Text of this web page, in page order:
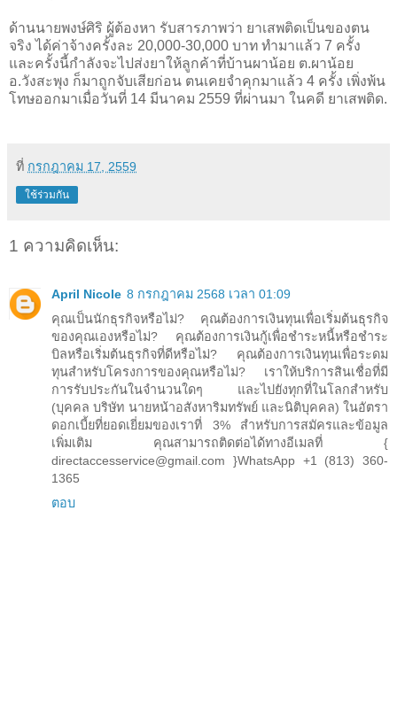
ด้านนายพงษ์ศิริ ผู้ต้องหา รับสารภาพว่า ยาเสพติดเป็นของตน
จริง ได้ค่าจ้างครั้งละ 20,000-30,000 บาท ทำมาแล้ว 7 ครั้ง
และครั้งนี้กำลังจะไปส่งยาให้ลูกค้าที่บ้านผาน้อย ต.ผาน้อย
อ.วังสะพุง ก็มาถูกจับเสียก่อน ตนเคยจำคุกมาแล้ว 4 ครั้ง เพิ่งพ้น
โทษออกมาเมื่อวันที่ 14 มีนาคม 2559 ที่ผ่านมา ในคดี ยาเสพติด.
ที่ กรกฎาคม 17, 2559
ใช้ร่วมกัน
1 ความคิดเห็น:
April Nicole 8 กรกฎาคม 2568 เวลา 01:09
คุณเป็นนักธุรกิจหรือไม่? คุณต้องการเงินทุนเพื่อเริ่มต้นธุรกิจ
ของคุณเองหรือไม่? คุณต้องการเงินกู้เพื่อชำระหนี้หรือชำระ
บิลหรือเริ่มต้นธุรกิจที่ดีหรือไม่? คุณต้องการเงินทุนเพื่อระดม
ทุนสำหรับโครงการของคุณหรือไม่? เราให้บริการสินเชื่อที่มี
การรับประกันในจำนวนใดๆ และไปยังทุกที่ในโลกสำหรับ
(บุคคล บริษัท นายหน้าอสังหาริมทรัพย์ และนิติบุคคล) ในอัตรา
ดอกเบี้ยที่ยอดเยี่ยมของเราที่ 3% สำหรับการสมัครและข้อมูล
เพิ่มเติม คุณสามารถติดต่อได้ทางอีเมลที่ {
directaccesservice@gmail.com }WhatsApp +1 (813) 360-
1365
ตอบ